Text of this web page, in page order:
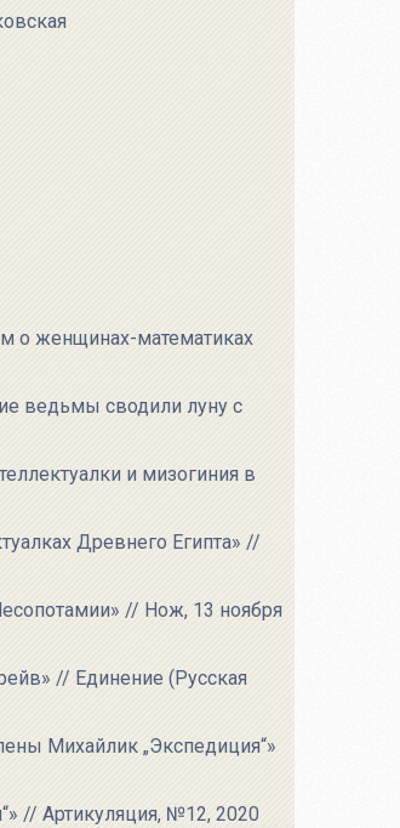
о женщинах-математиках
ведьмы сводили луну с
и мизогиния в
Древнего Египта» //
// Нож, 13 ноября
// Единение (Русская
Михайлик „Экспедиция“»
// Артикуляция, №12, 2020